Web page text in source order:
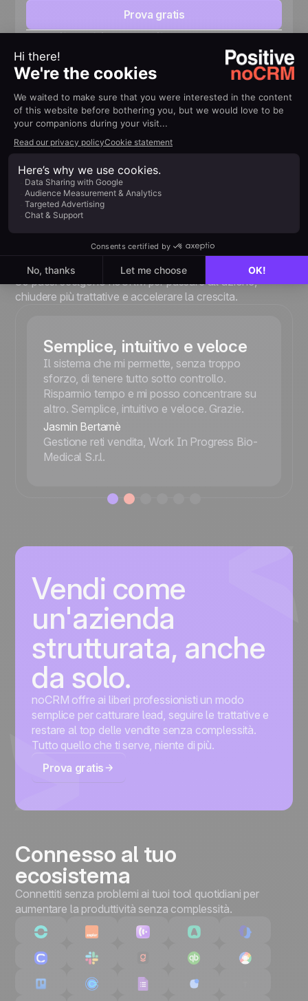
Prova gratis
Tutto ciò che è in Starter, più:
Lead e pipeline illimitati
Personalizzazioni illimitate
Preventivi e fatture
Monitoraggio avanzato
Oltre 3.000 integrazioni e API
Unisciti a migliaia di liberi
professionistiche chiudono
più trattative con noCRM
Dai liberi professionisti ai team strutturati, aziende in oltre
80 paesi scelgono noCRM per passare all’azione,
chiudere più trattative e accelerare la crescita.
Semplice, intuitivo e veloce
Il sistema che mi permette, senza troppo
sforzo, di tenere tutto sotto controllo.
Risparmio tempo e mi posso concentrare su
altro. Semplice, intuitivo e veloce. Grazie.
Jasmin Bertamè
Gestione reti vendita, Work In Progress Bio-
Medical S.r.l.
Vendi come
un'azienda
strutturata, anche
da solo.
noCRM offre ai liberi professionisti un modo
semplice per catturare lead, seguire le trattative e
restare al top delle vendite senza complessità.
Tutto quello che ti serve, niente di più.
Prova gratis
Connesso al tuo
ecosistema
Connettiti senza problemi ai tuoi tool quotidiani per
aumentare la produttività senza complessità.